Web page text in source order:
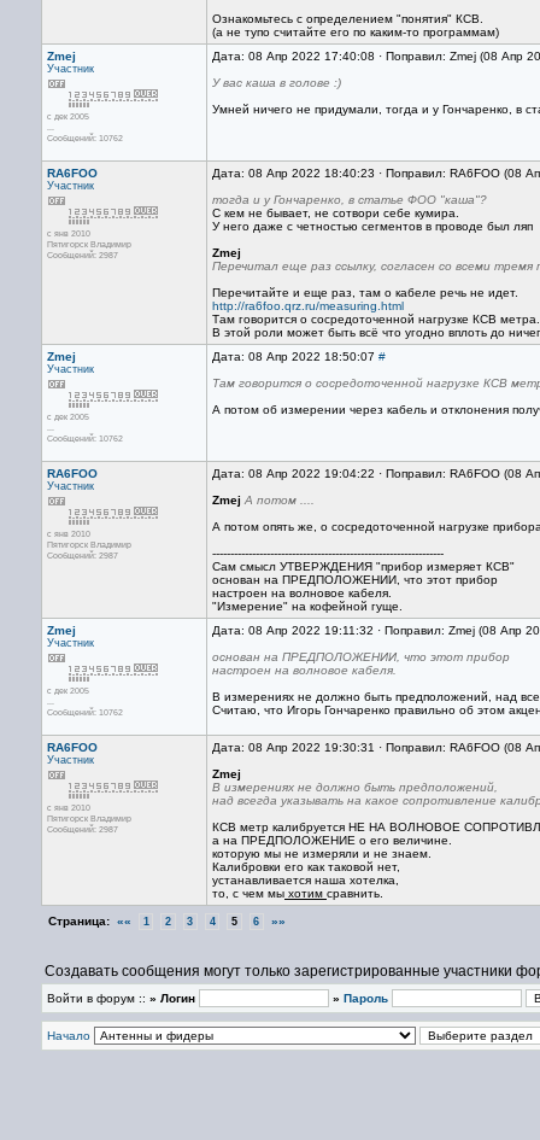
Ознакомьтесь с определением "понятия" КСВ.
(а не тупо считайте его по каким-то программам)
Zmej
Участник
с дек 2005
...
Сообщений: 10762
Дата: 08 Апр 2022 17:40:08 · Поправил: Zmej (08 Апр
У вас каша в голове :)
Умней ничего не придумали, тогда и у Гончаренко, в
RA6FOO
Участник
с янв 2010
Пятигорск Владимир
Сообщений: 2987
Дата: 08 Апр 2022 18:40:23 · Поправил: RA6FOO (08
тогда и у Гончаренко, в статье ФОО "каша"?
С кем не бывает, не сотвори себе кумира.
У него даже с четностью сегментов в проводе был ляп
Zmej
Перечитал еще раз ссылку, согласен со всеми
Перечитайте и еще раз, там о кабеле речь не идет.
http://ra6foo.qrz.ru/measuring.html
Там говорится о сосредоточенной нагрузке КСВ метра.
В этой роли может быть всё что угодно вплоть до
Zmej
Участник
с дек 2005
...
Сообщений: 10762
Дата: 08 Апр 2022 18:50:07 #
Там говорится о сосредоточенной нагрузке КСВ
А потом об измерении через кабель и отклонения
RA6FOO
Участник
с янв 2010
Пятигорск Владимир
Сообщений: 2987
Дата: 08 Апр 2022 19:04:22 · Поправил: RA6FOO (08
Zmej А потом ....
А потом опять же, о сосредоточенной нагрузке
----------------------------------------------------------------
Сам смысл УТВЕРЖДЕНИЯ "прибор измеряет КСВ"
основан на ПРЕДПОЛОЖЕНИИ, что этот прибор
настроен на волновое кабеля.
"Измерение" на кофейной гуще.
Zmej
Участник
с дек 2005
...
Сообщений: 10762
Дата: 08 Апр 2022 19:11:32 · Поправил: Zmej (08 Апр
основан на ПРЕДПОЛОЖЕНИИ, что этот прибор
настроен на волновое кабеля.
В измерениях не должно быть предположений, над
Считаю, что Игорь Гончаренко правильно об этом
RA6FOO
Участник
с янв 2010
Пятигорск Владимир
Сообщений: 2987
Дата: 08 Апр 2022 19:30:31 · Поправил: RA6FOO (08
Zmej
В измерениях не должно быть предположений,
над всегда указывать на какое сопротивление
КСВ метр калибруется НЕ НА ВОЛНОВОЕ
а на ПРЕДПОЛОЖЕНИЕ о его величине.
которую мы не измеряли и не знаем.
Калибровки его как таковой нет,
устанавливается наша хотелка,
то, с чем мы хотим сравнить.
Страница: «« 1 2 3 4 5 6 »»
Создавать сообщения могут только зарегистрированные участники
Войти в форум :: » Логин » Пароль
Начало